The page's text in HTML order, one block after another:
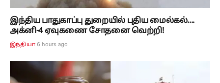
இந்திய பாதுகாப்பு துறையில் புதிய மைல்கல்....
அக்னி-4 ஏவுகணை சோதனை வெற்றி!
இந்தியா 6 hours ago